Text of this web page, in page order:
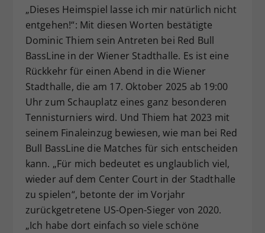
„Dieses Heimspiel lasse ich mir natürlich nicht
entgehen!“: Mit diesen Worten bestätigte
Dominic Thiem sein Antreten bei Red Bull
BassLine in der Wiener Stadthalle. Es ist eine
Rückkehr für einen Abend in die Wiener
Stadthalle, die am 17. Oktober 2025 ab 19:00
Uhr zum Schauplatz eines ganz besonderen
Tennisturniers wird. Und Thiem hat 2023 mit
seinem Finaleinzug bewiesen, wie man bei Red
Bull BassLine die Matches für sich entscheiden
kann. „Für mich bedeutet es unglaublich viel,
wieder auf dem Center Court in der Stadthalle
zu spielen“, betonte der im Vorjahr
zurückgetretene US-Open-Sieger von 2020.
„Ich habe dort einfach so viele schöne